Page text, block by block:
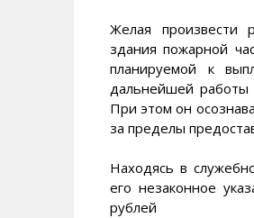
Желая произвести
здания пожарной
планируемой к
дальнейшей работы
При этом он
за пределы
Находясь в
его незаконное
рублей